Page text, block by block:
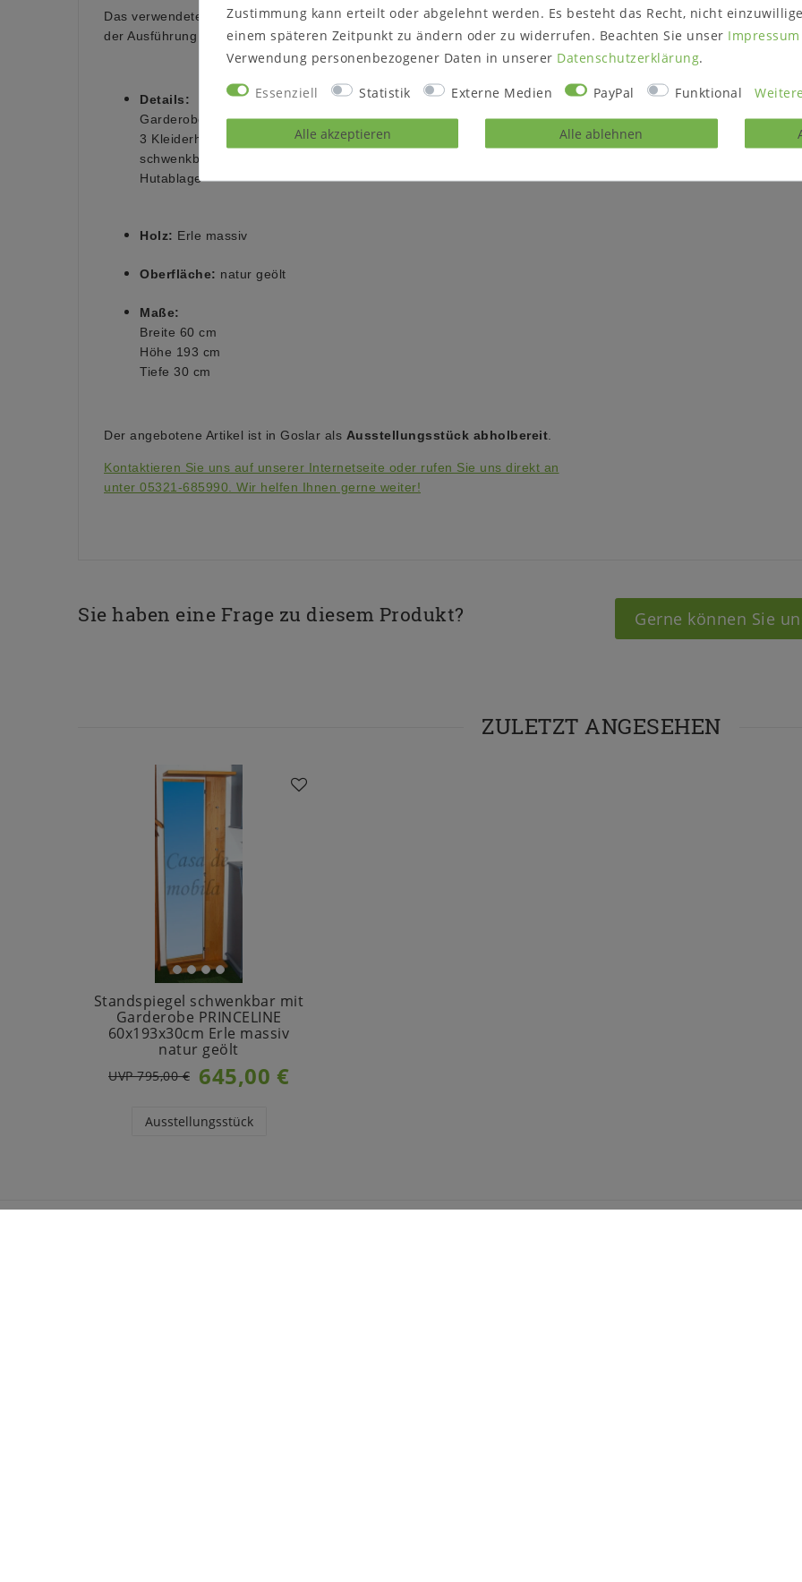
Das verwendete Holz für diesen praktischen Helfer im Flur ist massive Erle in
der Ausführung natur geölt.
Details:
Garderobenpaneel
3 Kleiderhaken
schwenkbarer Ganzkörperspiegel
Hutablage
Holz: Erle massiv
Oberfläche: natur geölt
Maße:
Breite 60 cm
Höhe 193 cm
Tiefe 30 cm
Der angebotene Artikel ist in Goslar als Ausstellungsstück abholbereit.
Kontaktieren Sie uns auf unserer Internetseite oder rufen Sie uns direkt an
unter 05321-685990. Wir helfen Ihnen gerne weiter!
Sie haben eine Frage zu diesem Produkt? Gerne können Sie
ZULETZT ANGESEHEN
Standspiegel schwenkbar mit
Garderobe PRINCELINE
60x193x30cm Erle massiv
natur geölt
UVP 795,00 € 645,00 €
Ausstellungsstück
Zustimmung kann erteilt oder abgelehnt werden. Es besteht das Recht, nicht
einem späteren Zeitpunkt zu ändern oder zu widerrufen. Beachten Sie unser Impressum
Verwendung personenbezogener Daten in unserer Daten­schutz­erklärung.
Essenziell Statistik Externe Medien PayPal Funktional
Alle akzeptieren Alle ablehnen